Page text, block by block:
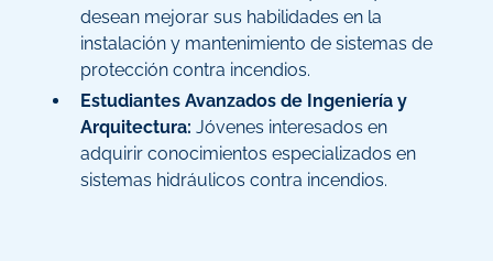
desean mejorar sus habilidades en la
instalación y mantenimiento de sistemas de
protección contra incendios.
Estudiantes Avanzados de Ingeniería y
Arquitectura: Jóvenes interesados en
adquirir conocimientos especializados en
sistemas hidráulicos contra incendios.